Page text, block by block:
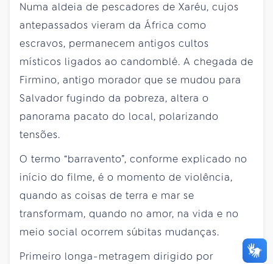
Numa aldeia de pescadores de Xaréu, cujos
antepassados vieram da África como
escravos, permanecem antigos cultos
místicos ligados ao candomblé. A chegada de
Firmino, antigo morador que se mudou para
Salvador fugindo da pobreza, altera o
panorama pacato do local, polarizando
tensões.
O termo “barravento”, conforme explicado no
início do filme, é o momento de violência,
quando as coisas de terra e mar se
transformam, quando no amor, na vida e no
meio social ocorrem súbitas mudanças.
Primeiro longa-metragem dirigido por